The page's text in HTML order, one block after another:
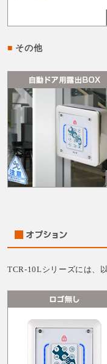
■ その他
TCR-10Lシリーズには、